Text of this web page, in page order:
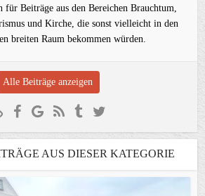
für Beiträge aus den Bereichen Brauchtum,
und Kirche, die sonst vielleicht in den
breiten Raum bekommen würden.
Alle Beiträge anzeigen
AUS DIESER KATEGORIE